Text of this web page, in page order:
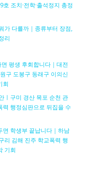
조치·전학·출석정지 총정
가 다를까｜종류부터 장점,
리
평생 후회합니다｜대전
구 도봉구 동래구 이의신
회
ㅣ구미 경산 목포 순천 관
력 행정심판으로 뒤집을 수
면 학생부 끝납니다｜하남
리 김해 진주 학교폭력 행
기회